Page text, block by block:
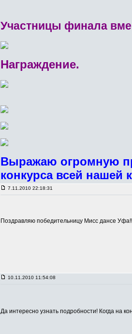
Участницы финала
Награждение.
Выражаю огромную
конкурса всей нашей
7.11.2010 22:18:31
Поздравляю победительницу Мисс дансе
10.11.2010 11:54:08
Да интересно узнать подробности! Когда на